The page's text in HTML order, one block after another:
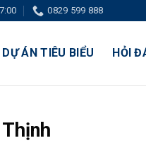
0829 599 888
DỰ ÁN TIÊU BIỂU HỎI